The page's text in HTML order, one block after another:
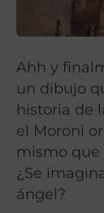
Ahh y
un dibujo
historia de
el Moroni
mismo que
¿Se
ángel?